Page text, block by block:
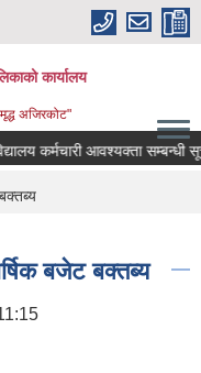
कार्यालय
अजिरकोट"
कर्मचारी आवश्यक्ता सम्बन्धी सूचना
बजेट बक्तब्य